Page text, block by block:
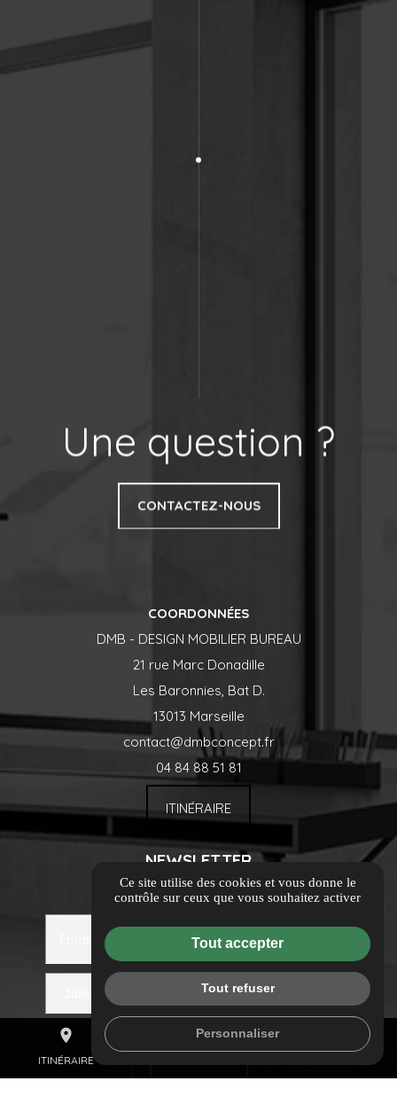
place
ITINÉRAIRE
mail
Une question ?
CONTACTEZ-NOUS
COORDONNÉES
DMB - DESIGN MOBILIER BUREAU
21 rue Marc Donadille
Les Baronnies, Bat D.
13013 Marseille
contact@dmbconcept.fr
04 84 88 51 81
ITINÉRAIRE
NEWSLETTER
Inscrivez-vous à notre newsletter
Ce site utilise des cookies et vous donne le
contrôle sur ceux que vous souhaitez activer
Tout accepter
Tout refuser
Personnaliser